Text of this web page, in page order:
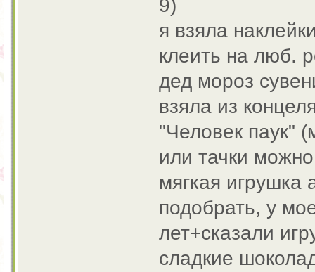
9)
я взяла
клеить на люб.
дед мороз
взяла из
"Человек паук"
или тачки
мягкая игрушка
подобрать, у
лет+сказали
сладкие